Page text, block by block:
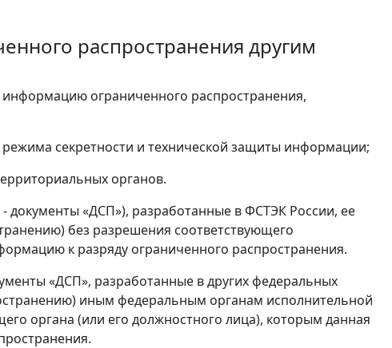
распространения другим
ограниченного распространения,
секретности и технической защиты информации;
органов.
документы «ДСП»), разработанные в ФСТЭК России, ее
без разрешения соответствующего
к разряду ограниченного распространения.
«ДСП», разработанные в других федеральных
иным федеральным органам исполнительной
органа (или его должностного лица), которым данная